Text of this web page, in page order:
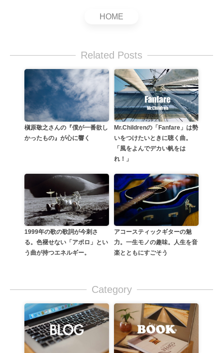
HOME
Related Posts
槇原敬之さんの『僕が一番欲し
かったもの』が心に響く
Mr.Childrenの「Fanfare」は勢
いをつけたいときに聴く曲。
「風をよんでデカい帆をは
れ！」
1999年の歌の歌詞が今刺さ
る。色褪せない「アポロ」とい
う曲が持つエネルギー。
アコースティックギターの魅
力。一生モノの趣味。人生を音
楽とともにすごそう
Category